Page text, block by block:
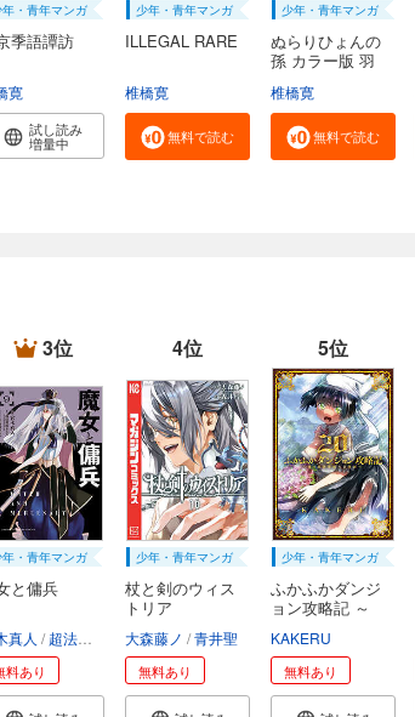
・青年マンガ
季語譚訪
寛
試し読み
増量中
少年・青年マンガ
ILLEGAL RARE
椎橋寛
無料で読む
少年・青年マンガ
ぬらりひょんの
孫 カラー版 羽
椎橋寛
無料で読む
メル。
3位
・青年マンガ
と傭兵
真人 超法規的かえる 叶世べんち
料あり
4位
少年・青年マンガ
杖と剣のウィス
トリア
大森藤ノ 青井聖
無料あり
5位
少年・青年マンガ
ふかふかダンジ
ョン攻略記 ～
KAKERU
無料あり